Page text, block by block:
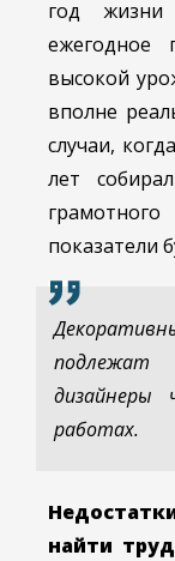
год
ежегодное
высокой
вполне
случаи,
лет
показатели
дизайнеры
работах.
найти